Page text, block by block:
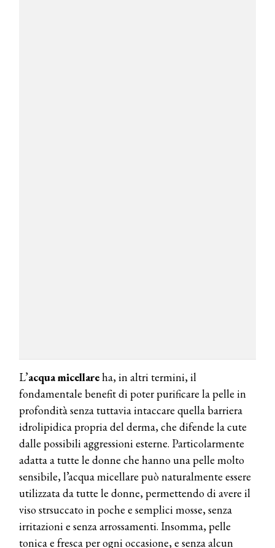
L’acquamicellareha, in altri termini, il
fondamentale benefit di poter purificare la pelle in
profondità senza tuttavia intaccare quella barriera
idrolipidica propria del derma, che difende la cute
dalle possibili aggressioni esterne. Particolarmente
adatta a tutte le donne che hanno una pelle molto
sensibile, l’acqua micellare può naturalmente essere
utilizzata da tutte le donne, permettendo di avere il
viso strsuccato in poche e semplici mosse, senza
irritazioni e senza arrossamenti. Insomma, pelle
tonica e fresca per ogni occasione, e senza alcun